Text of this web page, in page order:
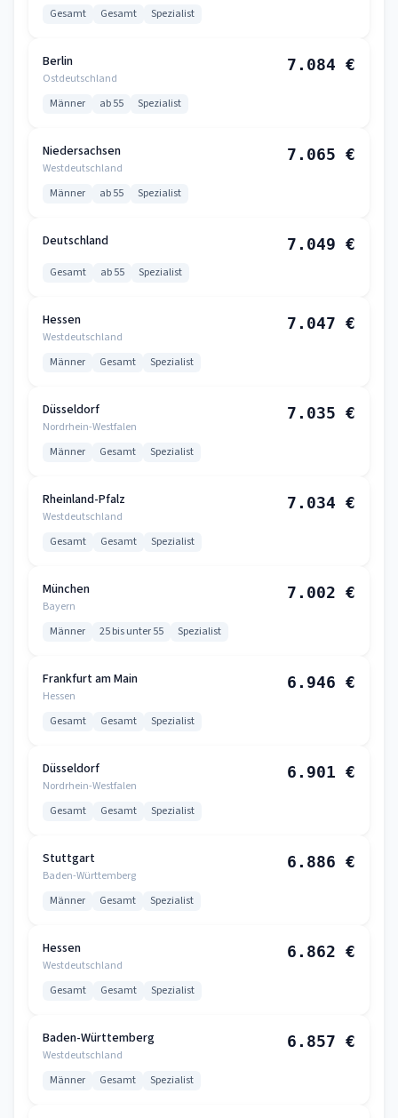
Gesamt Gesamt Spezialist
Berlin
Ostdeutschland
7.084 €
Männer ab 55 Spezialist
Niedersachsen
Westdeutschland
7.065 €
Männer ab 55 Spezialist
Deutschland 7.049 €
Gesamt ab 55 Spezialist
Hessen
Westdeutschland
7.047 €
Männer Gesamt Spezialist
Düsseldorf
Nordrhein-Westfalen
7.035 €
Männer Gesamt Spezialist
Rheinland-Pfalz
Westdeutschland
7.034 €
Gesamt Gesamt Spezialist
München
Bayern
7.002 €
Männer 25 bis unter 55 Spezialist
Frankfurt am Main
Hessen
6.946 €
Gesamt Gesamt Spezialist
Düsseldorf
Nordrhein-Westfalen
6.901 €
Gesamt Gesamt Spezialist
Stuttgart
Baden-Württemberg
6.886 €
Männer Gesamt Spezialist
Hessen
Westdeutschland
6.862 €
Gesamt Gesamt Spezialist
Baden-Württemberg
Westdeutschland
6.857 €
Männer Gesamt Spezialist